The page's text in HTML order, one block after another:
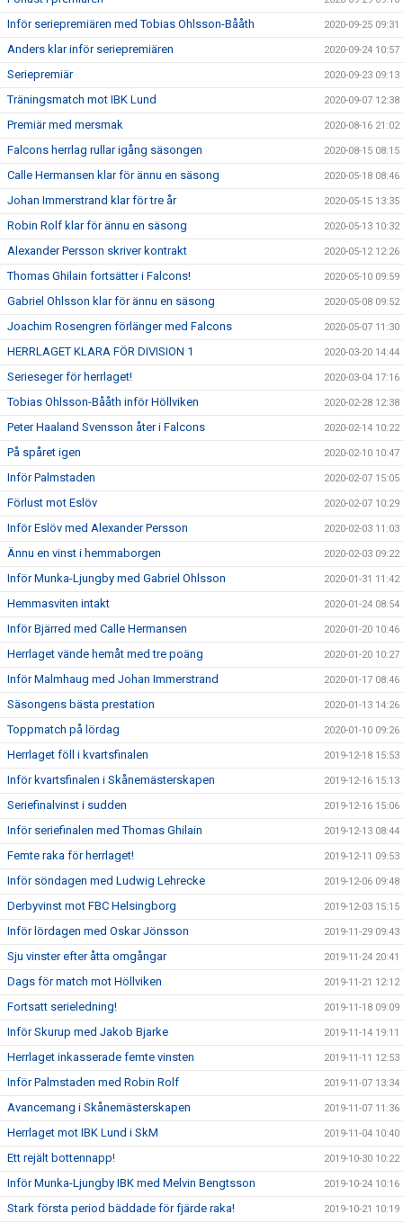
Inför seriepremiären med Tobias Ohlsson-Bååth 2020-09-25 09:31
Anders klar inför seriepremiären 2020-09-24 10:57
Seriepremiär 2020-09-23 09:13
Träningsmatch mot IBK Lund 2020-09-07 12:38
Premiär med mersmak 2020-08-16 21:02
Falcons herrlag rullar igång säsongen 2020-08-15 08:15
Calle Hermansen klar för ännu en säsong 2020-05-18 08:46
Johan Immerstrand klar för tre år 2020-05-15 13:35
Robin Rolf klar för ännu en säsong 2020-05-13 10:32
Alexander Persson skriver kontrakt 2020-05-12 12:26
Thomas Ghilain fortsätter i Falcons! 2020-05-10 09:59
Gabriel Ohlsson klar för ännu en säsong 2020-05-08 09:52
Joachim Rosengren förlänger med Falcons 2020-05-07 11:30
HERRLAGET KLARA FÖR DIVISION 1 2020-03-20 14:44
Serieseger för herrlaget! 2020-03-04 17:16
Tobias Ohlsson-Bååth inför Höllviken 2020-02-28 12:38
Peter Haaland Svensson åter i Falcons 2020-02-14 10:22
På spåret igen 2020-02-10 10:47
Inför Palmstaden 2020-02-07 15:05
Förlust mot Eslöv 2020-02-07 10:29
Inför Eslöv med Alexander Persson 2020-02-03 11:03
Ännu en vinst i hemmaborgen 2020-02-03 09:22
Inför Munka-Ljungby med Gabriel Ohlsson 2020-01-31 11:42
Hemmasviten intakt 2020-01-24 08:54
Inför Bjärred med Calle Hermansen 2020-01-20 10:46
Herrlaget vände hemåt med tre poäng 2020-01-20 10:27
Inför Malmhaug med Johan Immerstrand 2020-01-17 08:46
Säsongens bästa prestation 2020-01-13 14:26
Toppmatch på lördag 2020-01-10 09:26
Herrlaget föll i kvartsfinalen 2019-12-18 15:53
Inför kvartsfinalen i Skånemästerskapen 2019-12-16 15:13
Seriefinalvinst i sudden 2019-12-16 15:06
Inför seriefinalen med Thomas Ghilain 2019-12-13 08:44
Femte raka för herrlaget! 2019-12-11 09:53
Inför söndagen med Ludwig Lehrecke 2019-12-06 09:48
Derbyvinst mot FBC Helsingborg 2019-12-03 15:15
Inför lördagen med Oskar Jönsson 2019-11-29 09:43
Sju vinster efter åtta omgångar 2019-11-24 20:41
Dags för match mot Höllviken 2019-11-21 12:12
Fortsatt serieledning! 2019-11-18 09:09
Inför Skurup med Jakob Bjarke 2019-11-14 19:11
Herrlaget inkasserade femte vinsten 2019-11-11 12:53
Inför Palmstaden med Robin Rolf 2019-11-07 13:34
Avancemang i Skånemästerskapen 2019-11-07 11:36
Herrlaget mot IBK Lund i SkM 2019-11-04 10:40
Ett rejält bottennapp! 2019-10-30 10:22
Inför Munka-Ljungby IBK med Melvin Bengtsson 2019-10-24 10:16
Stark första period bäddade för fjärde raka! 2019-10-21 10:19